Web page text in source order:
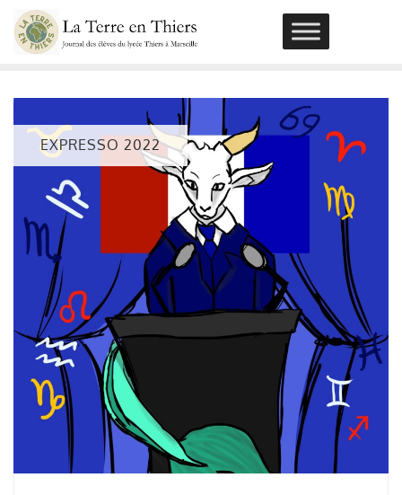
Skip
content
EXPRESSO 2022